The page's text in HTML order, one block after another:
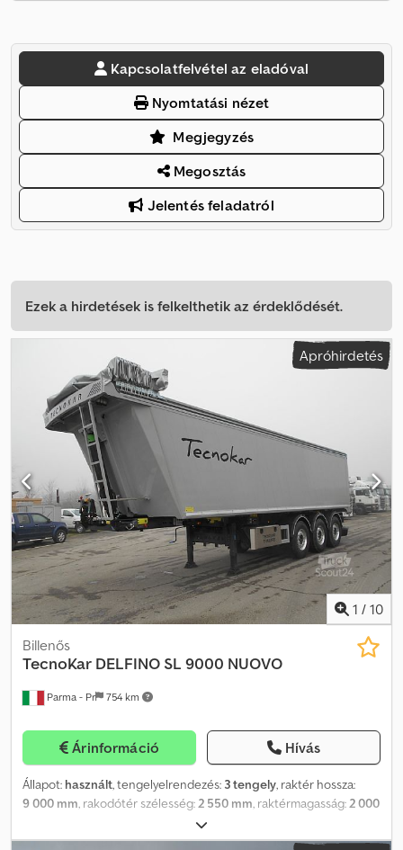
Kapcsolatfelvétel az eladóval
Nyomtatási nézet
Megjegyzés
Megosztás
Jelentés feladatról
Ezek a hirdetések is felkelthetik az érdeklődését.
Apróhirdetés
1 / 10
Parma - Pr 754 km
Billenős
TecnoKar DELFINO SL 9000 NUOVO
Árinformáció Hívás
Állapot: használt, tengelyelrendezés: 3 tengely, raktér hossza:
9 000 mm, rakodótér szélesség:2 550 mm, raktérmagasság:2 000
, felfüggesztés:
méret:385/65 r22,5, szín:világosszürke, ÚJ, AZONNAL ELÉRHETŐ